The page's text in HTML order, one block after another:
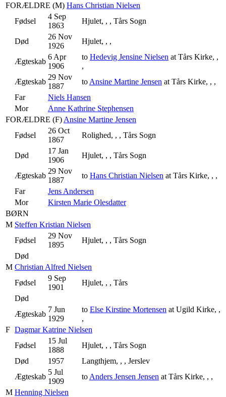
FORÆLDRE (M) Hans Christian Nielsen
Fødsel
4 Sep
1863
Hjulet, , , Tårs Sogn
Død
26 Nov
1926
Hjulet, , ,
Ægteskab
6 Apr
1906
to Hedevig Jensine Nielsen at Tårs Kirke, ,
,
Ægteskab
29 Nov
1887
to Ansine Martine Jensen at Tårs Kirke, , ,
Far
Niels Hansen
Mor
Anne Kathrine Stephensen
FORÆLDRE (F) Ansine Martine Jensen
Fødsel
26 Oct
1867
Rolighed, , , Tårs Sogn
Død
17 Jan
1906
Hjulet, , , Tårs Sogn
Ægteskab
29 Nov
1887
to Hans Christian Nielsen at Tårs Kirke, , ,
Far
Jens Andersen
Mor
Kirsten Marie Olesdatter
BØRN
M Steffen Kristian Nielsen
Fødsel
29 Nov
1895
Hjulet, , , Tårs Sogn
Død
M Christian Alfred Nielsen
Fødsel
9 Sep
1901
Hjulet, , , Tårs
Død
Ægteskab
7 Jun
1929
to Else Kirstine Mortensen at Ugild Kirke, ,
,
F Dagmar Katrine Nielsen
Fødsel
15 Jul
1888
Hjulet, , , Tårs Sogn
Død
1957
Langthjem, , , Jerslev
Ægteskab
5 Jul
1909
to Anders Jensen Jensen at Tårs Kirke, , ,
M Henning Nielsen